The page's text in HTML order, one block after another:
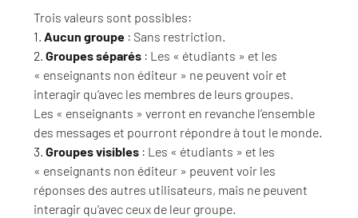
Trois valeurs sont possibles:
1. Aucun groupe : Sans restriction.
2. Groupes séparés : Les « étudiants » et les
« enseignants non éditeur » ne peuvent voir et
interagir qu’avec les membres de leurs groupes.
Les « enseignants » verront en revanche l’ensemble
des messages et pourront répondre à tout le monde.
3. Groupes visibles : Les « étudiants » et les
« enseignants non éditeur » peuvent voir les
réponses des autres utilisateurs, mais ne peuvent
interagir qu’avec ceux de leur groupe.